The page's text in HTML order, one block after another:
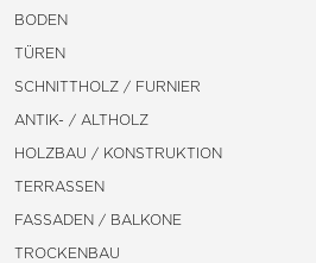
BODEN
TÜREN
SCHNITTHOLZ / FURNIER
ANTIK- / ALTHOLZ
HOLZBAU / KONSTRUKTION
TERRASSEN
FASSADEN / BALKONE
TROCKENBAU